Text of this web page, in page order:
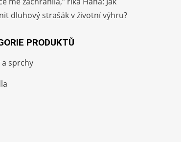
dluhový strašák v životní výhru?
PRODUKTŮ
a sprchy